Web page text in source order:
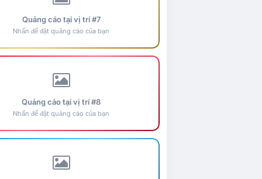
Quảng cáo tại vị trí #7
Nhấn để đặt quảng cáo của bạn
Quảng cáo tại vị trí #8
Nhấn để đặt quảng cáo của bạn